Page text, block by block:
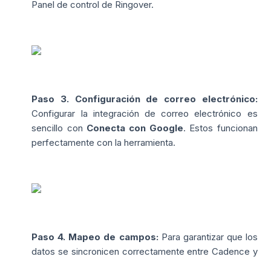
Panel de control de Ringover.
Paso 3. Configuración de correo electrónico:
Configurar la integración de correo electrónico es
sencillo con Conecta con Google. Estos funcionan
perfectamente con la herramienta.
Paso 4. Mapeo de campos: Para garantizar que los
datos se sincronicen correctamente entre Cadence y